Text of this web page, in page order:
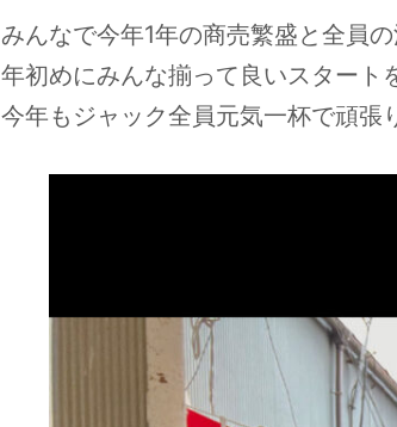
みんなで今年1年の商売繁盛と全員
年初めにみんな揃って良いスタート
今年もジャック全員元気一杯で頑張